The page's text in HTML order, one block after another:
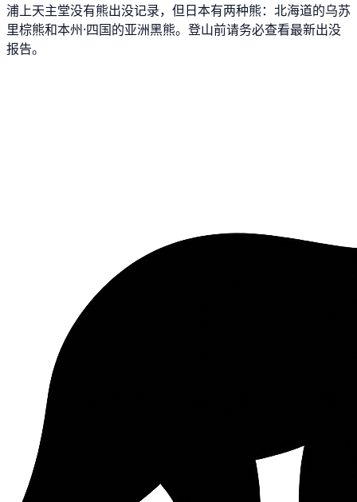
浦上天主堂没有熊出没记录，但日本有两种熊：北海道的乌苏
里棕熊和本州·四国的亚洲黑熊。登山前请务必查看最新出没
报告。